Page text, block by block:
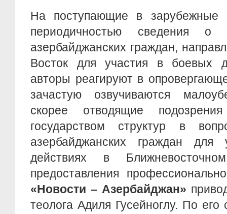
На поступающие в зарубежные
периодичностью сведения о
азербайджанских граждан,
Восток для участия в боевых
авторы реагируют в
зачастую озвучиваются
скорее отводящие
государством структур в
азербайджанских граждан
действиях в
предоставления
«Новости – Азербайджан»
теолога Адиля Гусейноглу. По